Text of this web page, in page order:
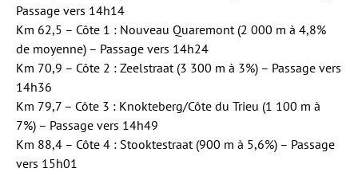
Passage vers 14h14
Km 62,5 – Côte 1 : Nouveau Quaremont (2 000 m à 4,8%
de moyenne) – Passage vers 14h24
Km 70,9 – Côte 2 : Zeelstraat (3 300 m à 3%) – Passage vers
14h36
Km 79,7 – Côte 3 : Knokteberg/Côte du Trieu (1 100 m à
7%) – Passage vers 14h49
Km 88,4 – Côte 4 : Stooktestraat (900 m à 5,6%) – Passage
vers 15h01